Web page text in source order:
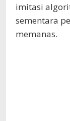
imitasi
sementara
memanas.